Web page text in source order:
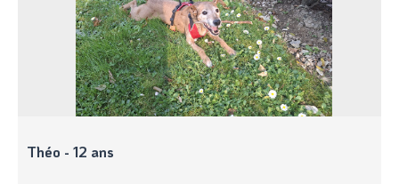
Théo - 12 ans